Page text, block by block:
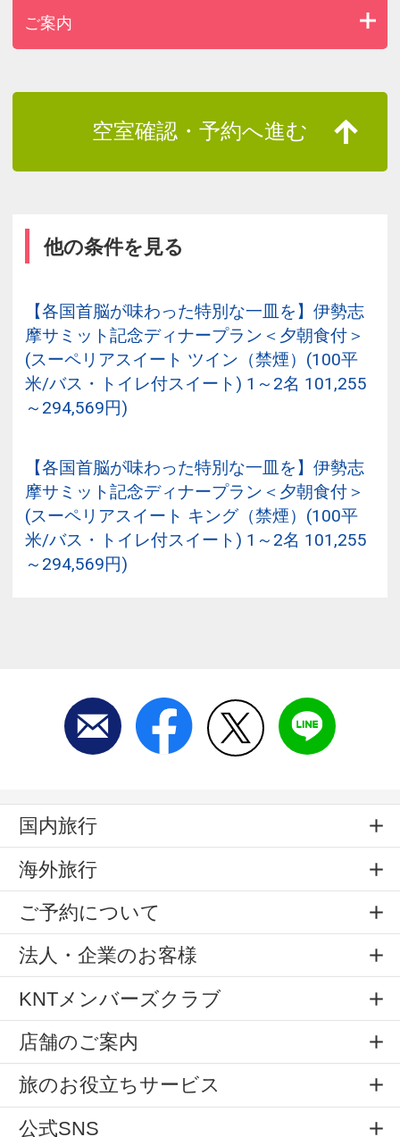
ご案内
空室確認・予約へ進む
他の条件を見る
【各国首脳が味わった特別な一皿を】伊勢志
摩サミット記念ディナープラン＜夕朝食付＞
(スーペリアスイート ツイン（禁煙）(100平
米/バス・トイレ付スイート) 1～2名 101,255
～294,569円)
【各国首脳が味わった特別な一皿を】伊勢志
摩サミット記念ディナープラン＜夕朝食付＞
(スーペリアスイート キング（禁煙）(100平
米/バス・トイレ付スイート) 1～2名 101,255
～294,569円)
国内旅行
海外旅行
ご予約について
法人・企業のお客様
KNTメンバーズクラブ
店舗のご案内
旅のお役立ちサービス
公式SNS